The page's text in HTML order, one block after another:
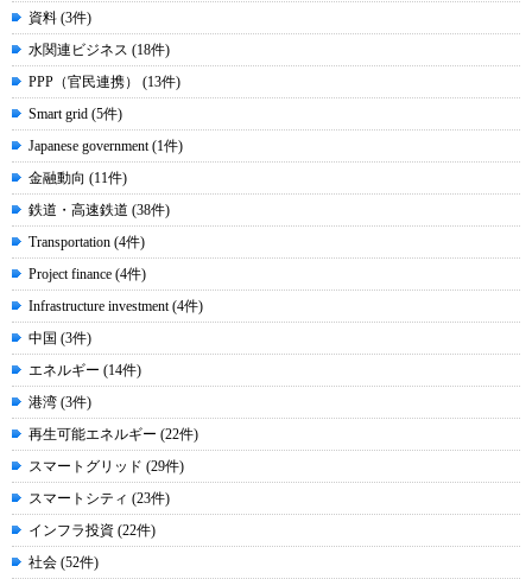
資料 (3件)
水関連ビジネス (18件)
PPP（官民連携） (13件)
Smart grid (5件)
Japanese government (1件)
金融動向 (11件)
鉄道・高速鉄道 (38件)
Transportation (4件)
Project finance (4件)
Infrastructure investment (4件)
中国 (3件)
エネルギー (14件)
港湾 (3件)
再生可能エネルギー (22件)
スマートグリッド (29件)
スマートシティ (23件)
インフラ投資 (22件)
社会 (52件)